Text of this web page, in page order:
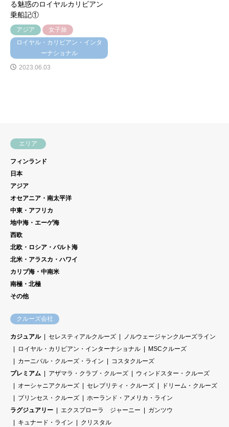
る魅惑のロイヤルカリビアン
乗船記①
アジア
女子旅
ロイヤル・カリビアン・インタ
ーナショナル
2023.06.03
エリア
フィンランド
日本
アジア
オセアニア・南太平洋
中東・アフリカ
地中海・エーゲ海
西欧
北欧・ロシア・バルト海
北米・アラスカ・ハワイ
カリブ海・中南米
南極・北極
その他
クルーズ会社
カジュアル セレスティアルクルーズ
ノルウェージャンクルーズライン
ロイヤル・カリビアン・インターナショナル
MSCクルーズ
カーニバル・クルーズ・ライン
コスタクルーズ
プレミアム
アザマラ・クラブ・クルーズ
ウィンドスター・クルーズ
オーシャニアクルーズ
セレブリティ・クルーズ
ドリーム・クルーズ
プリンセス・クルーズ
ホーランド・アメリカ・ライン
ラグジュアリー
エクスプローラ ジャーニー
ガンツウ
キュナード・ライン
クリスタル